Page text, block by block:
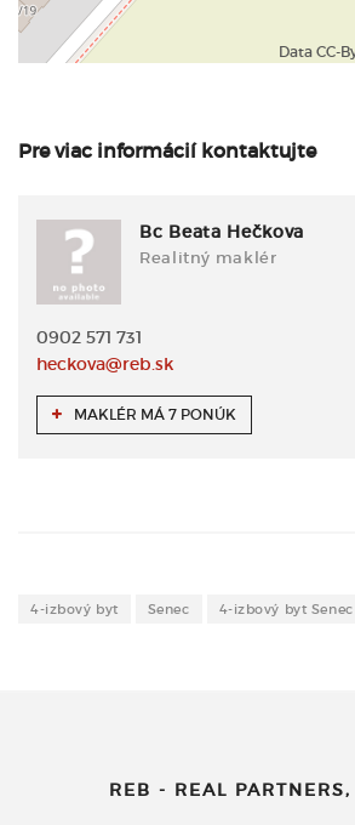
Data CC-
Pre viac informácií kontaktujte
Bc Beata Hečkova
Realitný maklér
0902 571 731
heckova@reb.sk
MAKLÉR MÁ 7 PONÚK
4-izbový byt Senec 4-izbový byt
REB - REAL